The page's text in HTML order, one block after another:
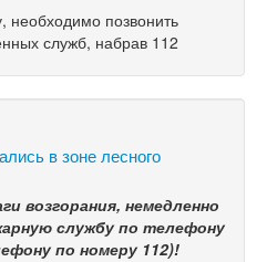
необходимо позвонить
служб, набрав 112
в зоне лесного
возгорания, немедленно
службу по телефону
по номеру 112)!